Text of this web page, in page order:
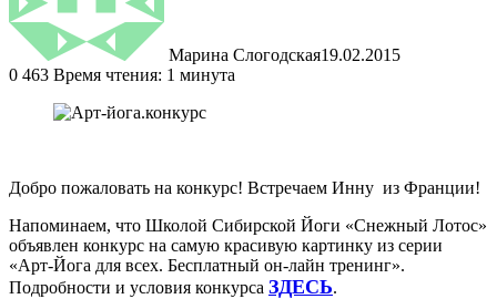
Марина Слогодская19.02.2015
0 463 Время чтения: 1 минута
Добро пожаловать на конкурс! Встречаем Инну из Франции!
Напоминаем, что Школой Сибирской Йоги «Снежный Лотос»
объявлен конкурс на самую красивую картинку из серии
«Арт-Йога для всех. Бесплатный он-лайн тренинг».
Подробности и условия конкурса ЗДЕСЬ.